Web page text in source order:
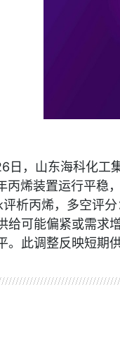
日，山东海科化工
丙烯装置运行平稳，
析丙烯，多空评
给可能偏紧或需求
。此调整反映短期